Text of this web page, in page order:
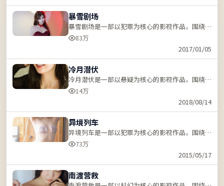
暴雪剧场
暴雪剧场是一部以犯罪为核心的影视作品，围绕危
机、反转与人物成长展开，节奏紧凑，支持站内关
83万
2017/01/05
冷月潜伏
冷月潜伏是一部以悬疑为核心的影视作品，围绕危
机、反转与人物成长展开，节奏紧凑，支持站内关
14万
2018/08/14
异境列车
异境列车是一部以犯罪为核心的影视作品，围绕危
机、反转与人物成长展开，节奏紧凑，支持站内关
73万
2015/05/17
南渡营救